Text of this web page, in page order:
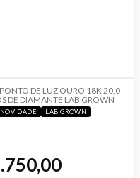
DE LUZ OURO 18K 20,0
DE DIAMANTE LAB GROWN
NOVIDADE LAB GROWN